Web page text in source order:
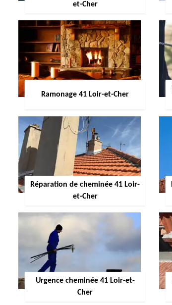
et-Cher
Ramonage 41 Loir-et-Cher
Réparation de cheminée 41 Loir-
et-Cher
Urgence cheminée 41 Loir-et-
Cher